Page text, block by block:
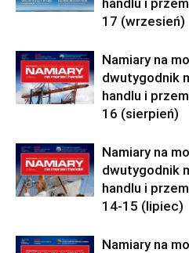
17 (wrzesień)
Namiary na
dwutygodnik
handlu i
16 (sierpień)
Namiary na
dwutygodnik
handlu i
14-15 (lipiec)
Namiary na